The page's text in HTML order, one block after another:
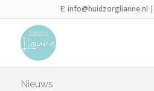
E: info@huidzorglianne.nl
Nieuws